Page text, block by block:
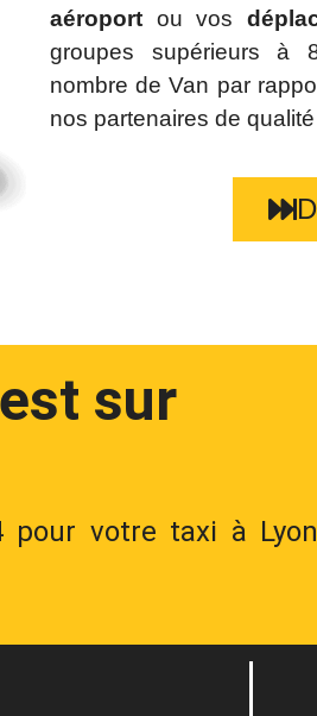
aéroport ou vos
groupes supérieurs à
nombre de Van par
nos partenaires de
sur
pour votre taxi à